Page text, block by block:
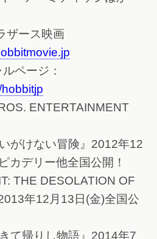
ザース映画
ページ：
ENTERTAINMENT
がけない冒険』2012年12
デリー他全国公開！
THE DESOLATION OF
年12月13日(金)全国公
て帰りし物語』2014年7